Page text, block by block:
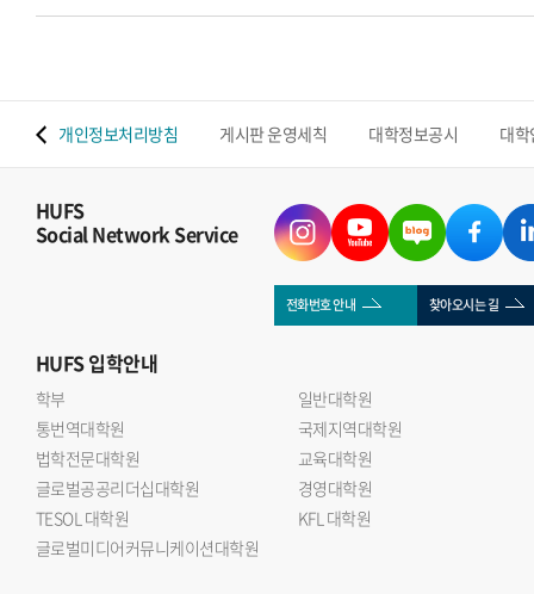
개인정보처리방침 게시판 운영세칙 대학정보공시 대
HUFS
Social Network Service
전화번호 안내 찾아오시는 길
HUFS입학안내
학부
일반대학원
통번역대학원
국제지역대학원
법학전문대학원
교육대학원
글로벌공공리더십대학원
경영대학원
TESOL 대학원
KFL 대학원
글로벌미디어커뮤니케이션대학원